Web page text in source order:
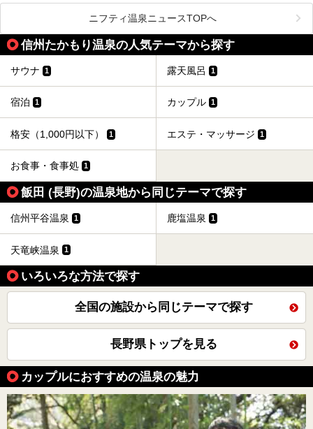
ライベートに楽しめる非日常感が味わえます。また宿泊者は
道向かいの「よろづや」の大浴場「桃山風呂」や共同浴場の
「湯田中大湯」も利用ができます。
極上のお湯に浸り上質なお料理に舌鼓、特別な日に泊まりた
い湯田中温泉「松籟荘」を、実際に宿泊した目線で紹介しま
ニフティ温泉ニュースTOPへ
信州たかもり温泉の人気テーマから探す
サウナ 1 露天風呂 1
宿泊 1 カップル 1
格安（1,000円以下） 1 エステ・マッサージ 1
お食事・食事処 1
飯田 (長野)の温泉地から同じテーマで探す
信州平谷温泉 1 鹿塩温泉 1
天竜峡温泉 1
いろいろな方法で探す
全国の施設から同じテーマで探す
長野県トップを見る
カップルにおすすめの温泉の魅力